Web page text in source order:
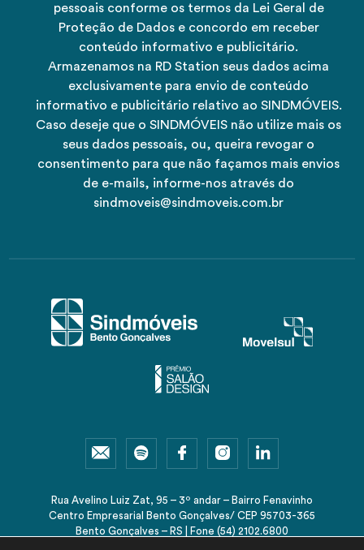
pessoais conforme os termos da Lei Geral de
Proteção de Dados e concordo em receber
conteúdo informativo e publicitário.
Armazenamos na RD Station seus dados acima
exclusivamente para envio de conteúdo
informativo e publicitário relativo ao SINDMÓVEIS.
Caso deseje que o SINDMÓVEIS não utilize mais os
seus dados pessoais, ou, queira revogar o
consentimento para que não façamos mais envios
de e-mails, informe-nos através do
sindmoveis@sindmoveis.com.br
Rua Avelino Luiz Zat, 95 – 3º andar – Bairro Fenavinho
Centro Empresarial Bento Gonçalves/ CEP 95703-365
Bento Gonçalves – RS | Fone (54) 2102.6800